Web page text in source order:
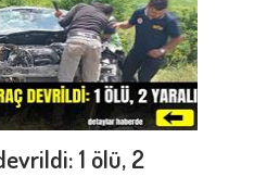
1 ölü, 2